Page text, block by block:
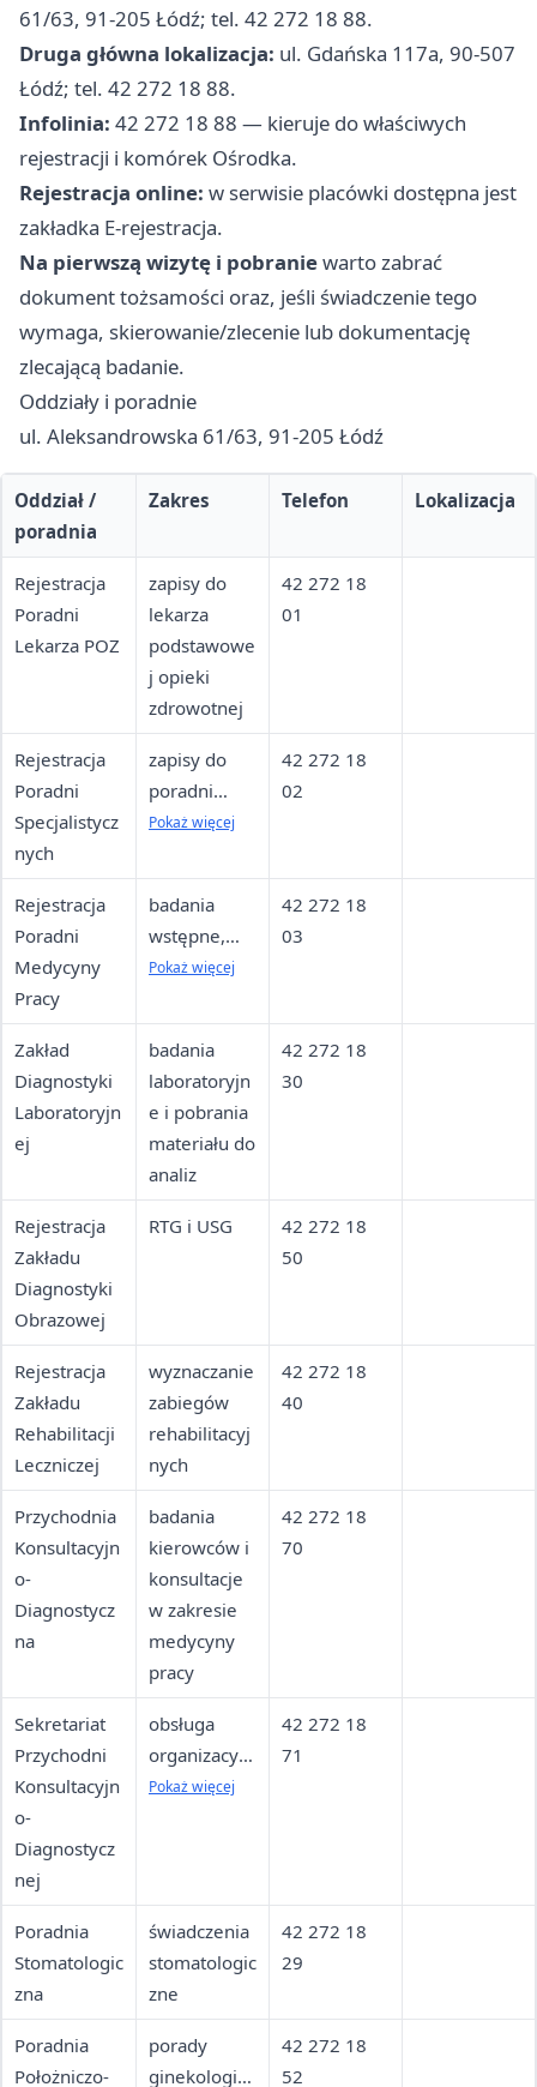
61/63, 91-205 Łódź; tel. 42 272 18 88.
Druga główna lokalizacja: ul. Gdańska 117a, 90-507
Łódź; tel. 42 272 18 88.
Infolinia: 42 272 18 88 — kieruje do właściwych
rejestracji i komórek Ośrodka.
Rejestracja online: w serwisie placówki dostępna jest
zakładka E-rejestracja.
Na pierwszą wizytę i pobraniewarto zabrać
dokument tożsamości oraz, jeśli świadczenie tego
wymaga, skierowanie/zlecenie lub dokumentację
zlecającą badanie.
Oddziały i poradnie
ul. Aleksandrowska 61/63, 91-205 Łódź
Oddział /
poradnia
Zakres Telefon Lokalizacja
Rejestracja
Poradni
Lekarza POZ
zapisy do
lekarza
podstawowe
j opieki
zdrowotnej
42 272 18
01
Rejestracja
Poradni
Specjalistycz
nych
zapisy do
poradni
specjalistycz
lekarza
rehabilitanta
Pokaż więcej
42 272 18
02
Rejestracja
Poradni
Medycyny
Pracy
badania
wstępne,
okresowe i
oraz badania
uczniów,
studentów i
doktorantów
Pokaż więcej
42 272 18
03
Zakład
Diagnostyki
Laboratoryjn
ej
badania
laboratoryjn
e i pobrania
materiału do
analiz
42 272 18
30
Rejestracja
Zakładu
Diagnostyki
Obrazowej
RTG i USG
42 272 18
50
Rejestracja
Zakładu
Rehabilitacji
Leczniczej
wyznaczanie
zabiegów
rehabilitacyj
nych
42 272 18
40
Przychodnia
Konsultacyjn
o-
Diagnostycz
na
badania
kierowców i
konsultacje
w zakresie
medycyny
pracy
42 272 18
70
Sekretariat
Przychodni
Konsultacyjn
o-
Diagnostycz
nej
obsługa
organizacyjn
a spraw
Pokaż więcej
42 272 18
71
Poradnia
Stomatologic
zna
świadczenia
stomatologic
zne
42 272 18
29
Poradnia
Położniczo-
porady
ginekologicz
42 272 18
52